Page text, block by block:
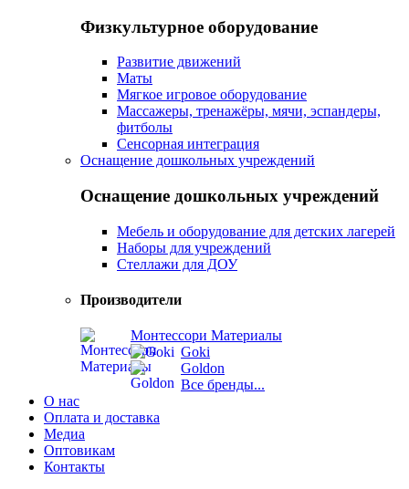
Физкультурное оборудование
Развитие движений
Маты
Мягкое игровое оборудование
Массажеры, тренажёры, мячи, эспандеры,
фитболы
Сенсорная интеграция
Оснащение дошкольных учреждений
Оснащение дошкольных учреждений
Мебель и оборудование для детских лагерей
Наборы для учреждений
Стеллажи для ДОУ
Производители
Монтессори Материалы
Goki
Goldon
Все бренды...
О нас
Оплата и доставка
Медиа
Оптовикам
Контакты